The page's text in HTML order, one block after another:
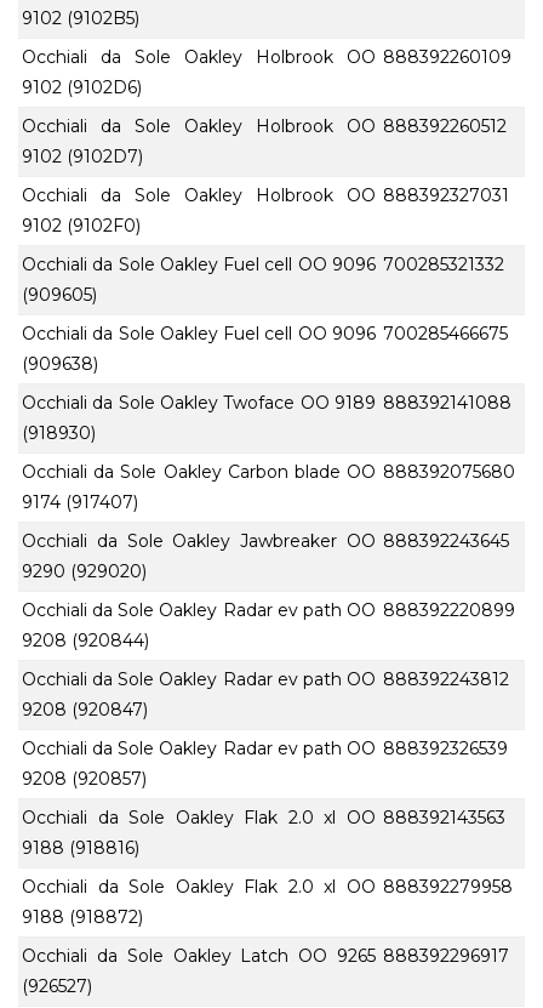
9102 (9102B5)
Occhiali da Sole Oakley Holbrook OO
9102 (9102D6)
888392260109
Occhiali da Sole Oakley Holbrook OO
9102 (9102D7)
888392260512
Occhiali da Sole Oakley Holbrook OO
9102 (9102F0)
888392327031
Occhiali da Sole Oakley Fuel cell OO 9096
(909605)
700285321332
Occhiali da Sole Oakley Fuel cell OO 9096
(909638)
700285466675
Occhiali da Sole Oakley Twoface OO 9189
(918930)
888392141088
Occhiali da Sole Oakley Carbon blade OO
9174 (917407)
888392075680
Occhiali da Sole Oakley Jawbreaker OO
9290 (929020)
888392243645
Occhiali da Sole Oakley Radar ev path OO
9208 (920844)
888392220899
Occhiali da Sole Oakley Radar ev path OO
9208 (920847)
888392243812
Occhiali da Sole Oakley Radar ev path OO
9208 (920857)
888392326539
Occhiali da Sole Oakley Flak 2.0 xl OO
9188 (918816)
888392143563
Occhiali da Sole Oakley Flak 2.0 xl OO
9188 (918872)
888392279958
Occhiali da Sole Oakley Latch OO 9265
(926527)
888392296917